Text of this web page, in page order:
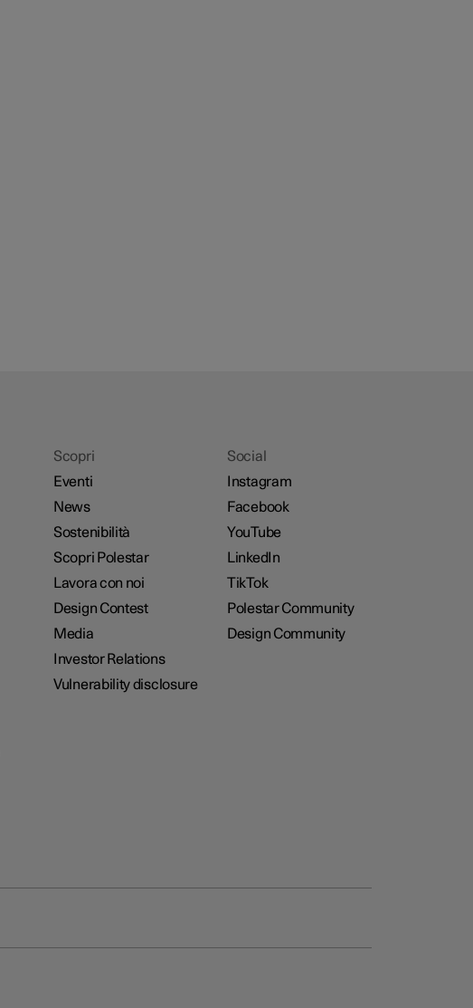
Scopri
Eventi
News
Sostenibilità
Scopri Polestar
Lavora con noi
Design Contest
Media
Investor Relations
Vulnerability disclosure
Social
Instagram
Facebook
YouTube
LinkedIn
TikTok
Polestar Community
Design Community